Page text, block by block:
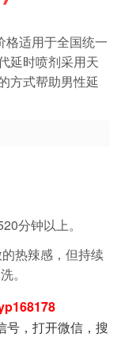
格适用于全国统一
延时喷剂采用天
方式帮助男性延
分钟以上。
热辣感，但持续
。
号，打开微信，搜